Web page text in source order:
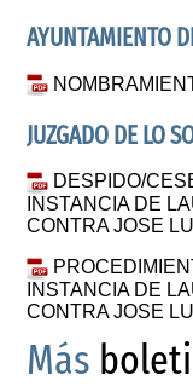
AYUNTAMIENTO
JUZGADO DE LO
DESPIDO/
INSTANCIA DE
CONTRA JOSE
INSTANCIA DE
CONTRA JOSE
Más